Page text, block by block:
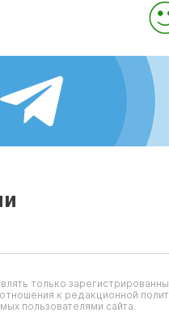
только
к редакционной
пользователями сайта.